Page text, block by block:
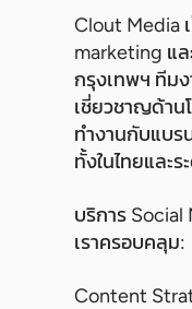
Clout Media
marketing แล
กรุงเทพฯ ทีม
เชี่ยวชาญด้าน
ทำงานกับแบ
ทั้งในไทยและ
บริการ
เราครอบคลุม:
Content